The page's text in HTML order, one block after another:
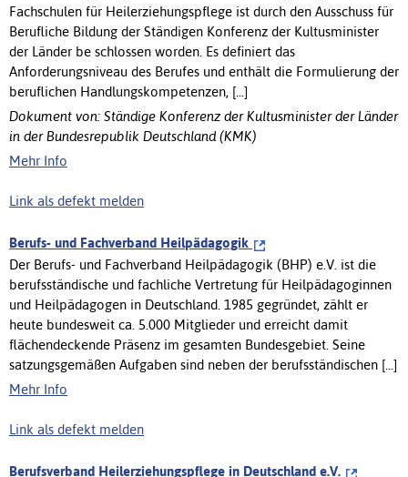
Fachschulen für Heilerziehungspflege ist durch den Ausschuss für
Berufliche Bildung der Ständigen Konferenz der Kultusminister
der Länder be schlossen worden. Es definiert das
Anforderungsniveau des Berufes und enthält die Formulierung der
beruflichen Handlungskompetenzen, [...]
Dokument von: Ständige Konferenz der Kultusminister der Länder
in der Bundesrepublik Deutschland (KMK)
Mehr Info
Link als defekt melden
Berufs- und Fachverband Heilpädagogik
Der Berufs- und Fachverband Heilpädagogik (BHP) e.V. ist die
berufsständische und fachliche Vertretung für Heilpädagoginnen
und Heilpädagogen in Deutschland. 1985 gegründet, zählt er
heute bundesweit ca. 5.000 Mitglieder und erreicht damit
flächendeckende Präsenz im gesamten Bundesgebiet. Seine
satzungsgemäßen Aufgaben sind neben der berufsständischen [...]
Mehr Info
Link als defekt melden
Berufsverband Heilerziehungspflege in Deutschland e.V.